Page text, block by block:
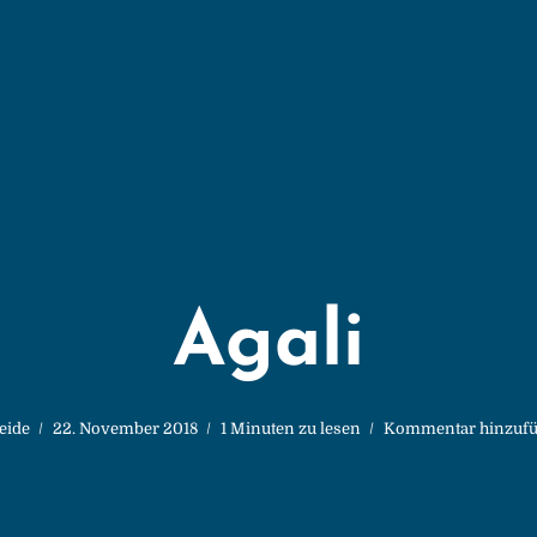
Agali
22. November 2018 1 Minuten zu lesen Kommentar